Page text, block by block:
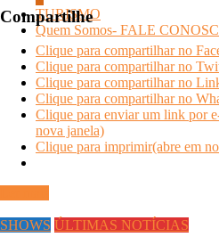
TURISMO
Quem Somos- FALE
Compartilhe
Clique para compartilhar no
Clique para compartilhar no
Clique para compartilhar no
Clique para compartilhar no
Clique para enviar um link por
nova janela)
Clique para imprimir(abre em
SHOWS ÚLTIMAS NOTÍCIAS